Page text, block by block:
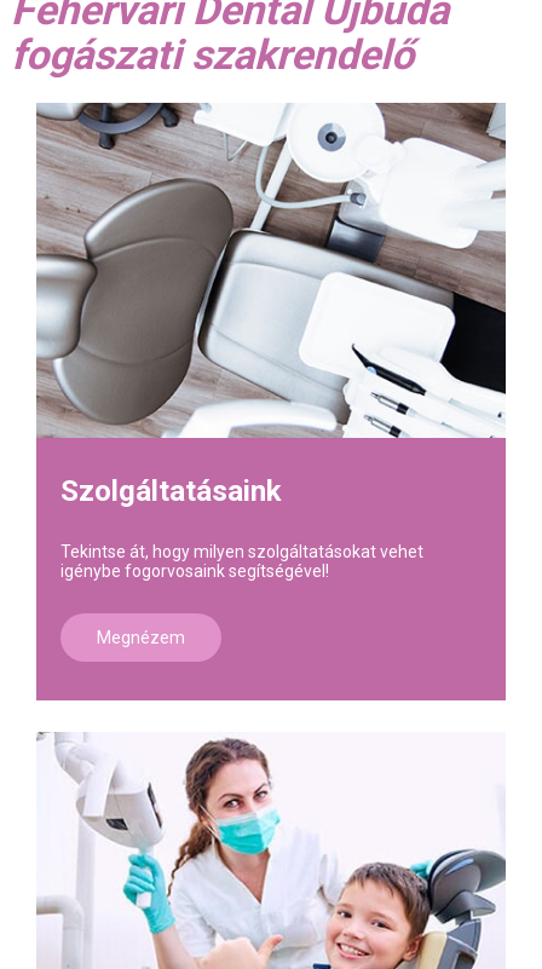
fogászati szakrendelő
Szolgáltatásaink
Tekintse át, hogy milyen szolgáltatásokat vehet
igénybe fogorvosaink segítségével!
Megnézem